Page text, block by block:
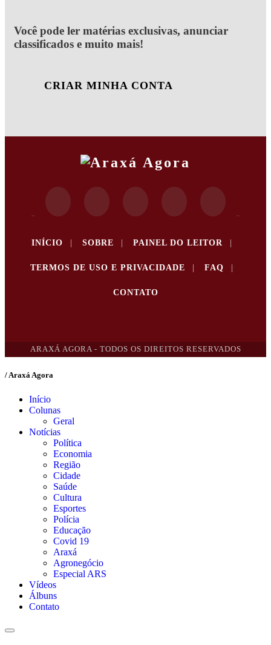
Você pode ler matérias exclusivas, anunciar
classificados e muito mais!
CRIAR MINHA CONTA
INÍCIO SOBRE PAINEL DO LEITOR
TERMOS DE USO E PRIVACIDADE FAQ
CONTATO
ARAXÁ AGORA - TODOS OS DIREITOS RESERVADOS
/ Araxá Agora
Início
Colunas
Geral
Notícias
Política
Economia
Região
Cidade
Saúde
Cultura
Esportes
Polícia
Educação
Covid 19
Araxá
Agronegócio
Especial ARS
Vídeos
Álbuns
Contato